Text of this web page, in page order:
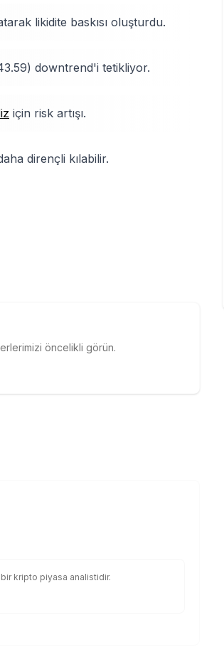
likidite baskısı oluşturdu.
downtrend'i tetikliyor.
için risk artışı.
dirençli kılabilir.
öncelikli görün.
kripto piyasa analistidir.